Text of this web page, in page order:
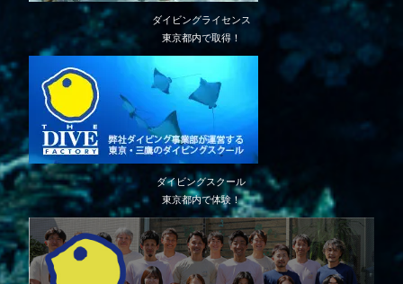
ダイビングライセンス
東京都内で取得！
ダイビングスクール
東京都内で体験！